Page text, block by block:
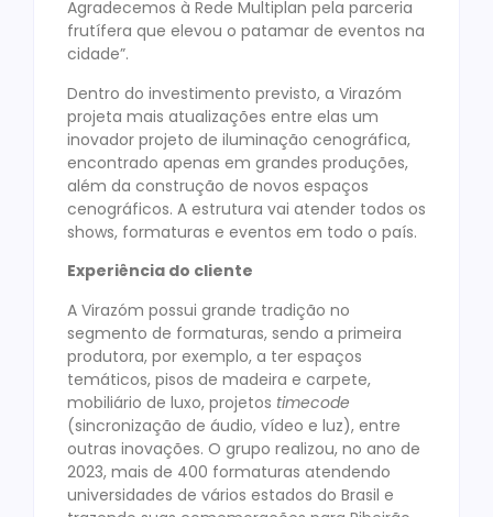
Agradecemos à Rede Multiplan pela parceria
frutífera que elevou o patamar de eventos na
cidade”.
Dentro do investimento previsto, a Virazóm
projeta mais atualizações entre elas um
inovador projeto de iluminação cenográfica,
encontrado apenas em grandes produções,
além da construção de novos espaços
cenográficos. A estrutura vai atender todos os
shows, formaturas e eventos em todo o país.
Experiência do cliente
A Virazóm possui grande tradição no
segmento de formaturas, sendo a primeira
produtora, por exemplo, a ter espaços
temáticos, pisos de madeira e carpete,
mobiliário de luxo, projetos timecode
(sincronização de áudio, vídeo e luz), entre
outras inovações. O grupo realizou, no ano de
2023, mais de 400 formaturas atendendo
universidades de vários estados do Brasil e